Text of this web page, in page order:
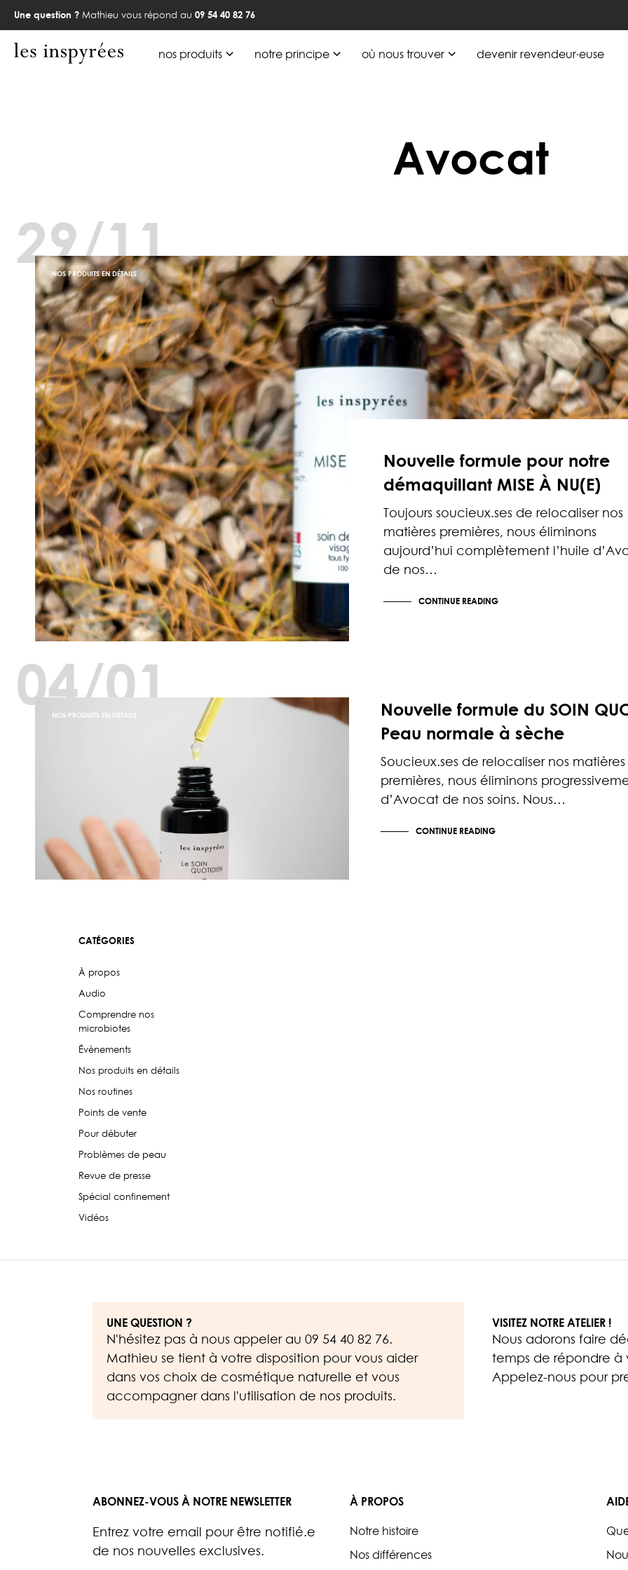
Une question ? Mathieu vous répond au 09 54 40 82 76
nos produits notre principe où nous trouver devenir revendeur·euse
Avocat
29/11
NOS PRODUITS EN DÉTAILS
Nouvelle formule pour notre
démaquillant MISE À NU(E)
Toujours soucieux.ses de relocaliser nos
matières premières, nous éliminons
aujourd’hui complètement l’huile
de nos…
CONTINUE READING
04/01
NOS PRODUITS EN DÉTAILS
Nouvelle formule du SOIN
Peau normale à sèche
Soucieux.ses de relocaliser nos matières
premières, nous éliminons
d’Avocat de nos soins. Nous…
CONTINUE READING
CATÉGORIES
À propos
Audio
Comprendre nos
microbiotes
Évènements
Nos produits en détails
Nos routines
Points de vente
Pour débuter
Problèmes de peau
Revue de presse
Spécial confinement
Vidéos
UNE QUESTION ?
N'hésitez pas à nous appeler au 09 54 40 82 76.
Mathieu se tient à votre disposition pour vous aider
dans vos choix de cosmétique naturelle et vous
accompagner dans l'utilisation de nos produits.
VISITEZ NOTRE ATELIER !
Nous adorons faire
temps de répondre à
Appelez-nous pour
ABONNEZ-VOUS À NOTRE NEWSLETTER
Entrez votre email pour être notifié.e
de nos nouvelles exclusives.
À PROPOS
Notre histoire
Nos différences